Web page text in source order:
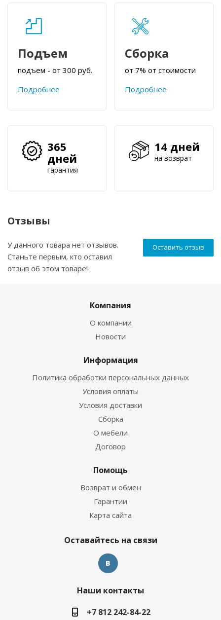
Подъем
подъем - от 300 руб.
Подробнее
Сборка
от 7% от стоимости
Подробнее
365
дней
гарантия
14 дней
на возврат
Отзывы
Оставить отзыв
У данного товара нет отзывов.
Станьте первым, кто оставил
отзыв об этом товаре!
Компания
О компании
Новости
Информация
Политика обработки персональных данных
Условия оплаты
Условия доставки
Сборка
О мебели
Договор
Помощь
Возврат и обмен
Гарантии
Карта сайта
Оставайтесь на связи
Наши контакты
+7 812 242-84-22